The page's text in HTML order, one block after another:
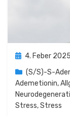
Posted
4. Feber 2025
(S/S)-S-
Ademetionin,
Stress,Stress